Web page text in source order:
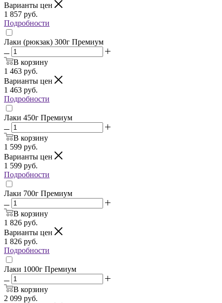
Варианты цен
1 857 руб.
Подробности
Лаки (рюкзак) 300г Премиум
В корзину
1 463 руб.
Варианты цен
1 463 руб.
Подробности
Лаки 450г Премиум
В корзину
1 599 руб.
Варианты цен
1 599 руб.
Подробности
Лаки 700г Премиум
В корзину
1 826 руб.
Варианты цен
1 826 руб.
Подробности
Лаки 1000г Премиум
В корзину
2 099 руб.